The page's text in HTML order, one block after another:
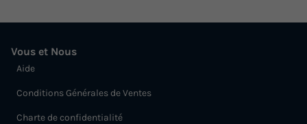
Vous et Nous
Aide
Conditions Générales de Ventes
Charte de confidentialité